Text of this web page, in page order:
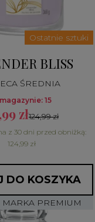
Ostatnie sztuki
BLISS
ŚREDNIA
15
zł124,99 zł
z 30 dni przed obniżką:
124,99 zł
DO KOSZYKA
MARKA PREMIUM